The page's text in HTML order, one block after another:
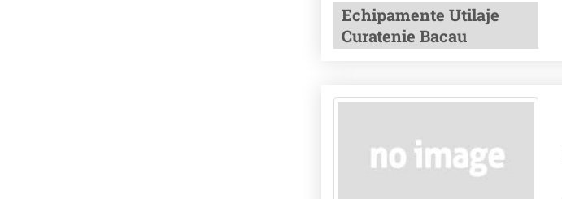
Echipamente Utilaje
Curatenie Bacau